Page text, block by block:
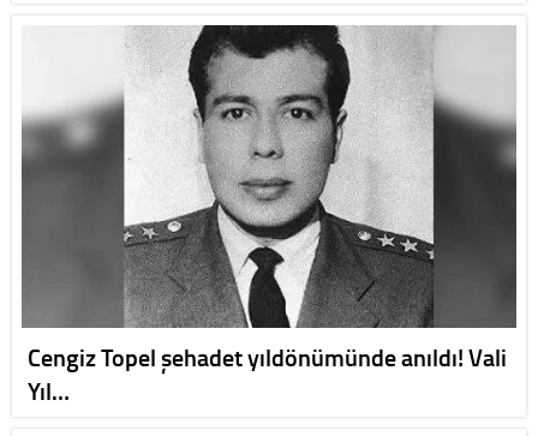
Cengiz Topel şehadet yıldönümünde anıldı! Vali
Yıl…